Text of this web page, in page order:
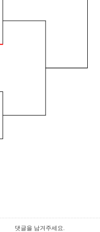
댓글을 남겨주세요.